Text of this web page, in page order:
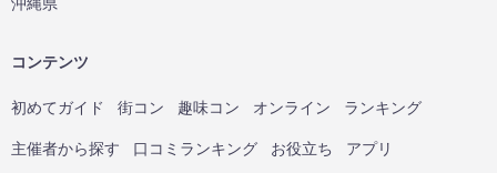
コンテンツ
初めてガイド 街コン 趣味コン オンライン ランキング
主催者から探す 口コミランキング お役立ち アプリ